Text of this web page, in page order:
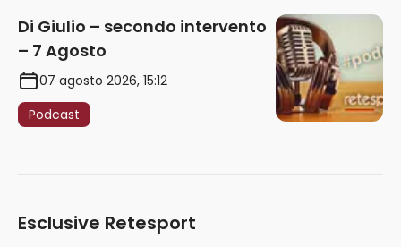
Di Giulio – secondo intervento
– 7 Agosto
07 agosto 2026, 15:12
Podcast
Esclusive Retesport